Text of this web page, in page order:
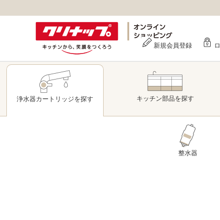
新規会員登録
浄水器カートリッジを探す キッチン部品を探す
整水器